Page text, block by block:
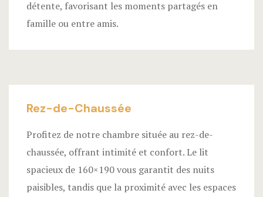
détente, favorisant les moments partagés en
famille ou entre amis.
Rez-de-Chaussée
Profitez de notre chambre située au rez-de-
chaussée, offrant intimité et confort. Le lit
spacieux de 160×190 vous garantit des nuits
paisibles, tandis que la proximité avec les espaces